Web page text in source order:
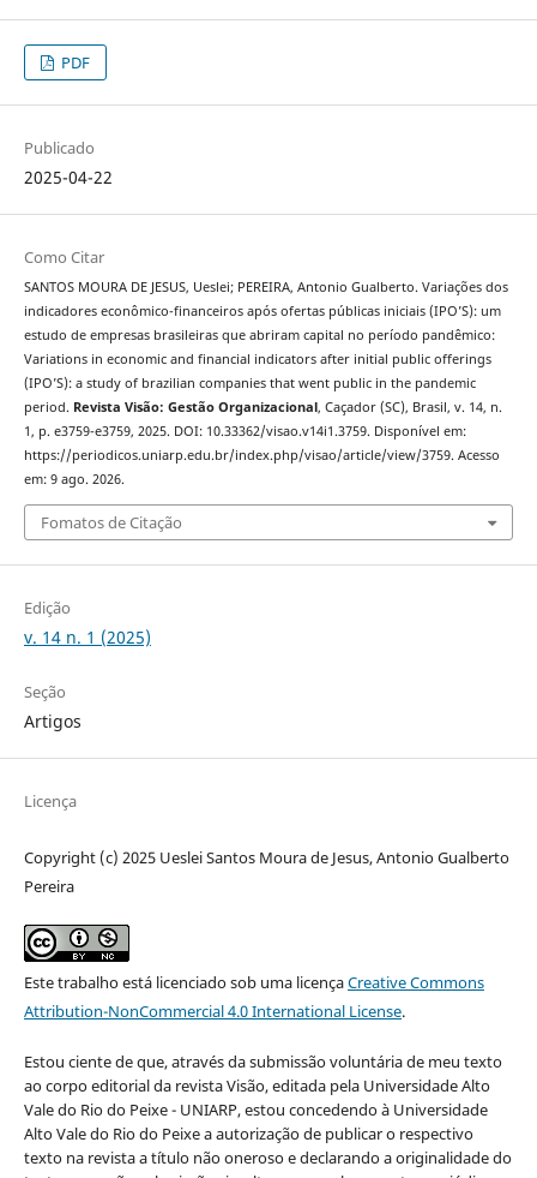
PDF
Publicado
2025-04-22
Como Citar
SANTOS MOURA DE JESUS, Ueslei; PEREIRA, Antonio Gualberto. Variações dos
indicadores econômico-financeiros após ofertas públicas iniciais (IPO’S): um
estudo de empresas brasileiras que abriram capital no período pandêmico:
Variations in economic and financial indicators after initial public offerings
(IPO’S): a study of brazilian companies that went public in the pandemic
period. Revista Visão: Gestão Organizacional, Caçador (SC), Brasil, v. 14, n.
1, p. e3759-e3759, 2025. DOI: 10.33362/visao.v14i1.3759. Disponível em:
https://periodicos.uniarp.edu.br/index.php/visao/article/view/3759. Acesso
em: 9 ago. 2026.
Fomatos de Citação
Edição
v. 14 n. 1 (2025)
Seção
Artigos
Licença
Copyright (c) 2025 Ueslei Santos Moura de Jesus, Antonio Gualberto
Pereira
Este trabalho está licenciado sob uma licençaCreative Commons
Attribution-NonCommercial 4.0 International License.
Estou ciente de que, através da submissão voluntária de meu texto
ao corpo editorial da revista Visão, editada pela Universidade Alto
Vale do Rio do Peixe - UNIARP, estou concedendo à Universidade
Alto Vale do Rio do Peixe a autorização de publicar o respectivo
texto na revista a título não oneroso e declarando a originalidade do